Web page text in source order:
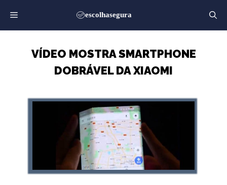
para
o
VÍDEO MOSTRA SMARTPHONE
DOBRÁVEL DA XIAOMI